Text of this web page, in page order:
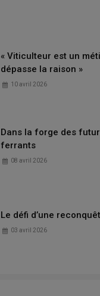
« Viticulteur est un
dépasse la raison »
10 avril 2026
Dans la forge des
ferrants
08 avril 2026
Le défi d’une
03 avril 2026